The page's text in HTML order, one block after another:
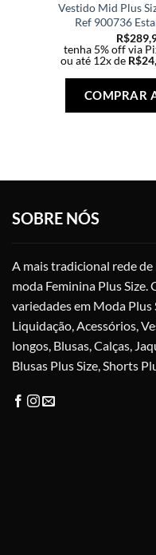
Vestido Mid Plus
Ref 900736
R$
tenha 5% off via
ou até 12x de R$
COMPRAR
SOBRE NÓS
A mais tradicional rede
moda Feminina Plus Size.
variedades em Moda Plus
Liquidação, Acessórios,
longos, Blusas, Calças,
Blusas Plus Size, Shorts